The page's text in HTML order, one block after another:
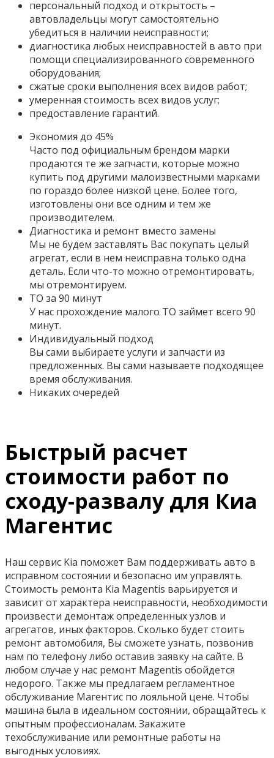
персональный подход и открытость –
автовладельцы могут самостоятельно
убедиться в наличии неисправности;
диагностика любых неисправностей в авто при
помощи специализированного современного
оборудования;
сжатые сроки выполнения всех видов работ;
умеренная стоимость всех видов услуг;
предоставление гарантий.
Экономия до 45%
Часто под официальным брендом марки
продаются те же запчасти, которые можно
купить под другими малоизвестными марками
по гораздо более низкой цене. Более того,
изготовлены они все одним и тем же
производителем.
Диагностика и ремонт вместо замены
Мы не будем заставлять Вас покупать целый
агрегат, если в нем неисправна только одна
деталь. Если что-то можно отремонтировать,
мы отремонтируем.
ТО за 90 минут
У нас прохождение малого ТО займет всего 90
минут.
Индивидуальный подход
Вы сами выбираете услуги и запчасти из
предложенных. Вы сами называете подходящее
время обслуживания.
Никаких очередей
Быстрый расчет
стоимости работ по
сходу-развалу для Киа
Магентис
Наш сервис Kia поможет Вам поддерживать авто в
исправном состоянии и безопасно им управлять.
Стоимость ремонта Kia Magentis варьируется и
зависит от характера неисправности, необходимости
произвести демонтаж определенных узлов и
агрегатов, иных факторов. Сколько будет стоить
ремонт автомобиля, Вы сможете узнать, позвонив
нам по телефону либо оставив заявку на сайте. В
любом случае у нас ремонт Magentis обойдется
недорого. Также мы предлагаем регламентное
обслуживание Магентис по лояльной цене. Чтобы
машина была в идеальном состоянии, обращайтесь к
опытным профессионалам. Закажите
техобслуживание или ремонтные работы на
выгодных условиях.